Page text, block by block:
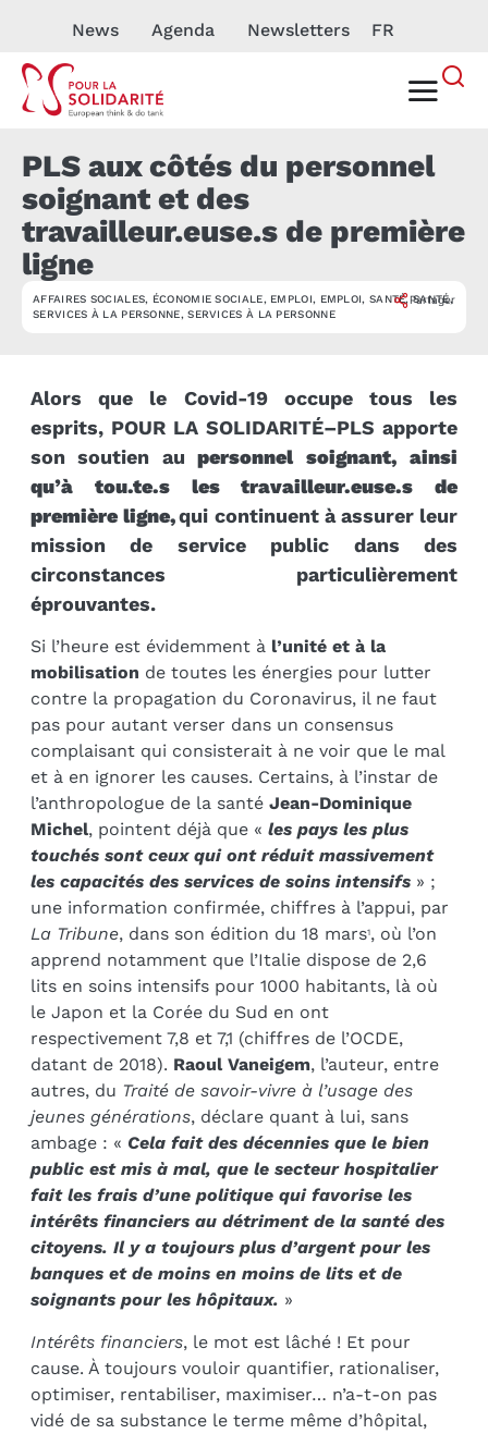
News Agenda Newsletters FR
PLS aux côtés du personnel
soignant et des
travailleur.euse.s de première
ligne
ACTUALITÉ
AFFAIRES SOCIALES, ÉCONOMIE SOCIALE, EMPLOI, EMPLOI, SANTÉ,SANTÉ,
SERVICES À LA PERSONNE,SERVICES À LA PERSONNE
Partager
Alors que le Covid-19 occupe tous les
esprits, POUR LA SOLIDARITÉ–PLS apporte
son soutien aupersonnel soignant, ainsi
qu’à tou.te.s les travailleur.euse.s de
première ligne,qui continuent à assurer leur
mission de service public dans des
circonstances particulièrement
éprouvantes.
Si l’heure est évidemment à l’unité et à la
mobilisation de toutes les énergies pour lutter
contre la propagation du Coronavirus, il ne faut
pas pour autant verser dans un consensus
complaisant qui consisterait à ne voir que le mal
et à en ignorer les causes. Certains, à l’instar de
l’anthropologue de la santé Jean-Dominique
Michel, pointent déjà que « les pays les plus
touchés sont ceux qui ont réduit massivement
les capacités des services de soins intensifs» ;
une information confirmée, chiffres à l’appui, par
La Tribune, dans son édition du 18 mars1, où l’on
apprend notamment que l’Italie dispose de 2,6
lits en soins intensifs pour 1000 habitants, là où
le Japon et la Corée du Sud en ont
respectivement 7,8 et 7,1 (chiffres de l’OCDE,
datant de 2018). Raoul Vaneigem, l’auteur, entre
autres, du Traité de savoir-vivre à l’usage des
jeunes générations, déclare quant à lui, sans
ambage : « Cela fait des décennies que le bien
public est mis à mal, que le secteur hospitalier
fait les frais d’une politique qui favorise les
intérêts financiers au détriment de la santé des
citoyens. Il y a toujours plus d’argent pour les
banques et de moins en moins de lits et de
soignants pour les hôpitaux. »
Intérêts financiers, le mot est lâché ! Et pour
cause. À toujours vouloir quantifier, rationaliser,
optimiser, rentabiliser, maximiser… n’a-t-on pas
vidé de sa substance le terme même d’hôpital,